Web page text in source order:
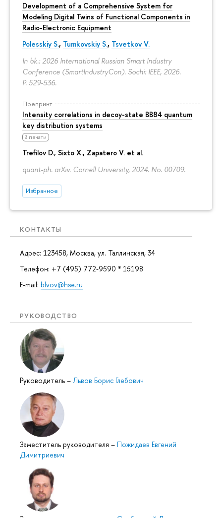
Development of a Comprehensive System for
Modeling Digital Twins of Functional Components in
Radio-Electronic Equipment
Polesskiy S., Tumkovskiy S., Tsvetkov V.
In bk.: 2026 International Russian Smart Industry
Conference (SmartIndustryCon). Sochi: IEEE, 2026.
P. 529-536.
Препринт
Intensity correlations in decoy-state BB84 quantum
key distribution systems
В печати
Trefilov D., Sixto X., Zapatero V. et al.
quant-ph. arXiv. Cornell University, 2024. No. 00709.
Избранное
КОНТАКТЫ
Адрес: 123458, Москва, ул. Таллинская, 34
Телефон: +7 (495) 772-9590 * 15198
E-mail: blvov@hse.ru
РУКОВОДСТВО
Руководитель – Львов Борис Глебович
Заместитель руководителя – Пожидаев Евгений
Димитриевич